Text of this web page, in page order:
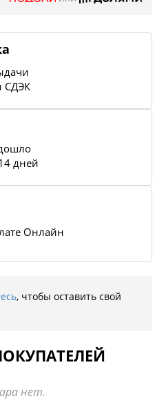
СДЭК
дней
Онлайн
, чтобы оставить свой
нет.